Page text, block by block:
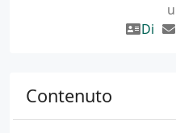
Di
Contenuto